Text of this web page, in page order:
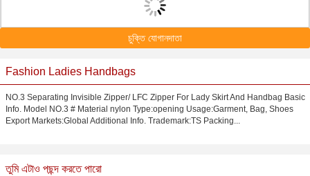
চুক্তি যোগানদাতা
Fashion Ladies Handbags
NO.3 Separating Invisible Zipper/ LFC Zipper For Lady Skirt And Handbag Basic
Info. Model NO.3 # Material nylon Type:opening Usage:Garment, Bag, Shoes
Export Markets:Global Additional Info. Trademark:TS Packing...
তুমি এটাও পছন্দ করতে পারো